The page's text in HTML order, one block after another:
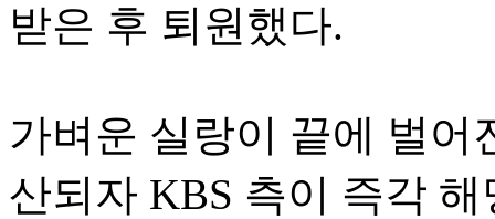
받은 후 퇴원했다.
가벼운 실랑이 끝에 벌어
산되자 KBS 측이 즉각